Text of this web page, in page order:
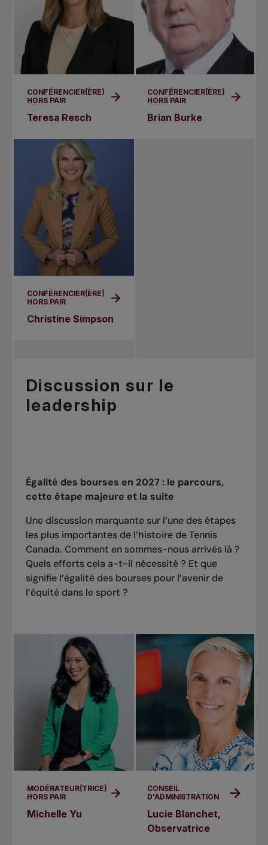
CONFÉRENCIER(ÈRE)
HORS PAIR
Teresa Resch
CONFÉRENCIER(ÈRE)
HORS PAIR
Brian Burke
CONFÉRENCIER(ÈRE)
HORS PAIR
Christine Simpson
Discussion sur le
leadership
Égalité des bourses en 2027 : le parcours,
cette étape majeure et la suite
Une discussion marquante sur l’une des étapes
les plus importantes de l’histoire de Tennis
Canada. Comment en sommes-nous arrivés là ?
Quels efforts cela a-t-il nécessité ? Et que
signifie l’égalité des bourses pour l’avenir de
l’équité dans le sport ?
MODÉRATEUR(TRICE)
HORS PAIR
Michelle Yu
CONSEIL
D'ADMINISTRATION
Lucie Blanchet,
Observatrice